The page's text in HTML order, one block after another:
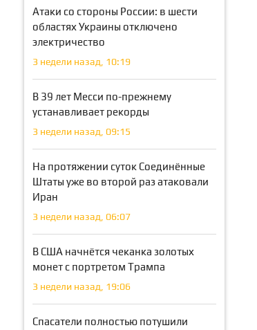
Атаки со стороны России: в шести
областях Украины отключено
электричество
3 недели назад, 10:19
В 39 лет Месси по-прежнему
устанавливает рекорды
3 недели назад, 09:15
На протяжении суток Соединённые
Штаты уже во второй раз атаковали
Иран
3 недели назад, 06:07
В США начнётся чеканка золотых
монет с портретом Трампа
3 недели назад, 19:06
Спасатели полностью потушили